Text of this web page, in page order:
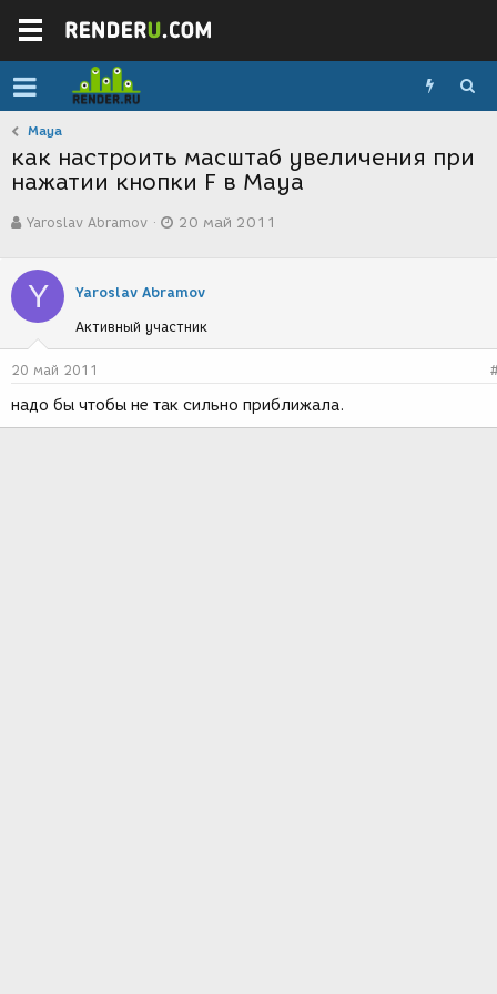
Maya
как настроить масштаб увеличения при
нажатии кнопки F в Maya
в
о
р
е
м
ы
Yaroslav Abramov
а
с
з
д
и
я
20 май 2011
Y Yaroslav Abramov
Активный участник
20 май 2011
надо бы чтобы не так сильно приближала.